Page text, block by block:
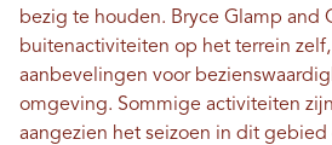
bezig te houden. Bryce Glamp and
buitenactiviteiten op het terrein
aanbevelingen voor
omgeving. Sommige activiteiten
aangezien het seizoen in dit gebied